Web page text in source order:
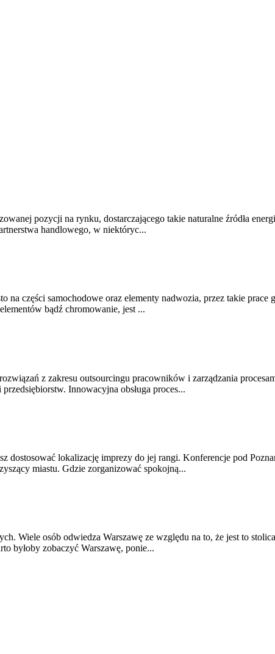
pozycji na rynku, dostarczającego takie naturalne źródła
handlowego, w niektóryc...
na części samochodowe oraz elementy nadwozia, przez takie
bądź chromowanie, jest ...
z zakresu outsourcingu pracowników i zarządzania
Innowacyjna obsługa proces...
dostosować lokalizację imprezy do jej rangi. Konferencje pod
miastu. Gdzie zorganizować spokojną...
Wiele osób odwiedza Warszawę ze względu na to, że jest to
byłoby zobaczyć Warszawę, ponie...